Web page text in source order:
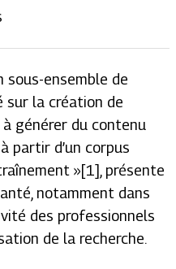
sous-ensemble de
sur la création de
générer du contenu
partir d’un corpus
»[1], présente
notamment dans
des professionnels
de la recherche.